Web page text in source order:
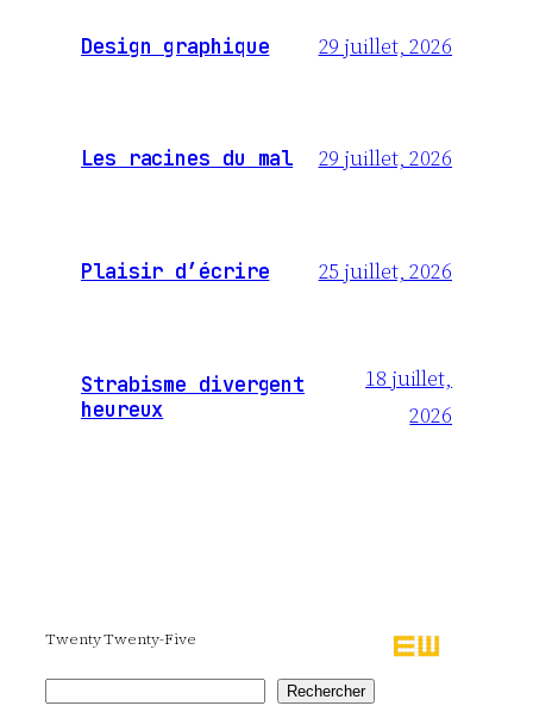
Design graphique 29 juillet, 2026
Les racines du mal 29 juillet, 2026
Plaisir d’écrire 25 juillet, 2026
Strabisme divergent
heureux
18 juillet,
2026
Twenty Twenty-Five
Rechercher